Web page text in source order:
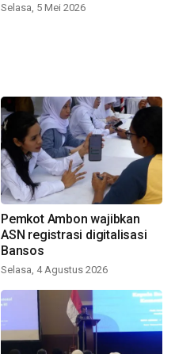
Selasa, 5 Mei 2026
Pemkot Ambon wajibkan
ASN registrasi digitalisasi
Bansos
Selasa, 4 Agustus 2026